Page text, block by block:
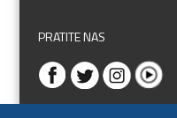
PRATITE NAS